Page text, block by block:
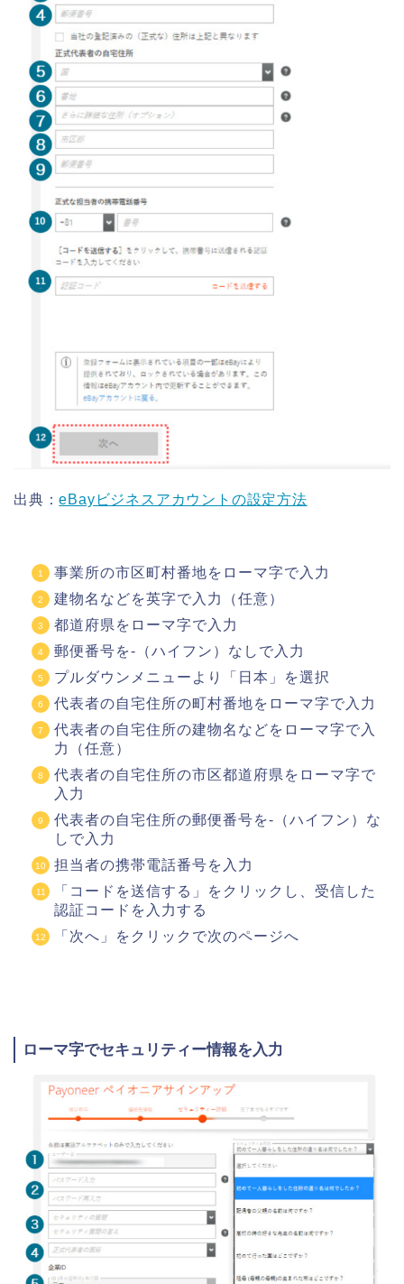
出典：eBayビジネスアカウントの設定方法
事業所の市区町村番地をローマ字で入力
建物名などを英字で入力（任意）
都道府県をローマ字で入力
郵便番号を-（ハイフン）なしで入力
プルダウンメニューより「日本」を選択
代表者の自宅住所の町村番地をローマ字で入力
代表者の自宅住所の建物名などをローマ字で入
力（任意）
代表者の自宅住所の市区都道府県をローマ字で
入力
代表者の自宅住所の郵便番号を-（ハイフン）な
しで入力
担当者の携帯電話番号を入力
「コードを送信する」をクリックし、受信した
認証コードを入力する
「次へ」をクリックで次のページへ
ローマ字でセキュリティー情報を入力